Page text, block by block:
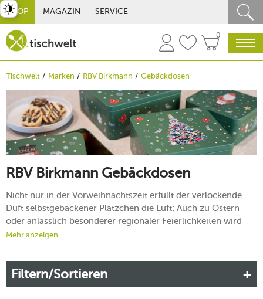
SHOP MAGAZIN SERVICE
0
Tischwelt Marken RBV Birkmann Gebäckdosen
RBV Birkmann Gebäckdosen
Nicht nur in der Vorweihnachtszeit erfüllt der verlockende
Duft selbstgebackener Plätzchen die Luft: Auch zu Ostern
oder anlässlich besonderer regionaler Feierlichkeiten wird
emsig gebacken. Damit Sie Ihre köstlich-knusprigen
Birkmann-Gebäckdosen die perfekte Lösung. Bei tischwelt
entdecken Sie die schönsten Keksdosen von RBV Birkmann.
Mehr erfahren!
Mehr anzeigen
Filtern/Sortieren
umschalten